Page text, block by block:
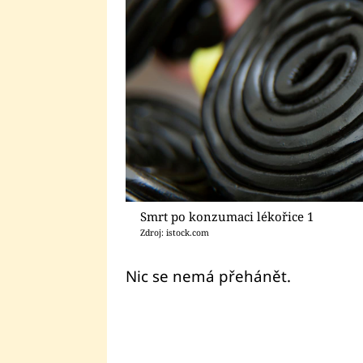
Smrt po konzumaci lékořice 1
Zdroj: istock.com
Nic se nemá přehánět.